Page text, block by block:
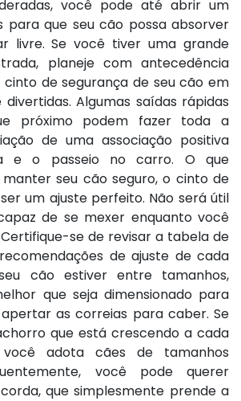
você pode até abrir um
para que seu cão possa absorver
livre. Se você tiver uma grande
planeje com antecedência
de segurança de seu cão em
Algumas saídas rápidas
próximo podem fazer toda a
de uma associação positiva
e o passeio no carro. O que
seu cão seguro, o cinto de
um ajuste perfeito. Não será útil
de se mexer enquanto você
se de revisar a tabela de
de ajuste de cada
cão estiver entre tamanhos,
que seja dimensionado para
as correias para caber. Se
que está crescendo a cada
adota cães de tamanhos
você pode querer
que simplesmente prende a